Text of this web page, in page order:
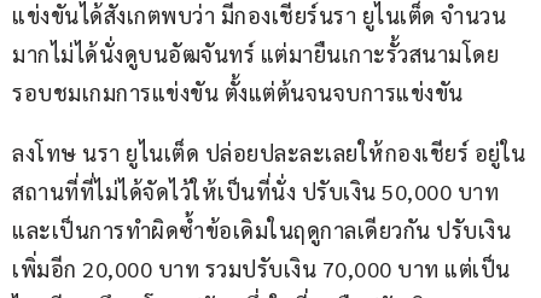
แข่งขันได้สังเกตพบว่า มีกองเชียร์นรา ยูไนเต็ด จำนวน
มากไม่ได้นั่งดูบนอัฒจันทร์ แต่มายืนเกาะรั้วสนามโดย
รอบชมเกมการแข่งขัน ตั้งแต่ต้นจนจบการแข่งขัน
ลงโทษ นรา ยูไนเต็ด ปล่อยปละละเลยให้กองเชียร์ อยู่ใน
สถานที่ที่ไม่ได้จัดไว้ให้เป็นที่นั่ง ปรับเงิน 50,000 บาท
และเป็นการทำผิดซ้ำข้อเดิมในฤดูกาลเดียวกัน ปรับเงิน
เพิ่มอีก 20,000 บาท รวมปรับเงิน 70,000 บาท แต่เป็น